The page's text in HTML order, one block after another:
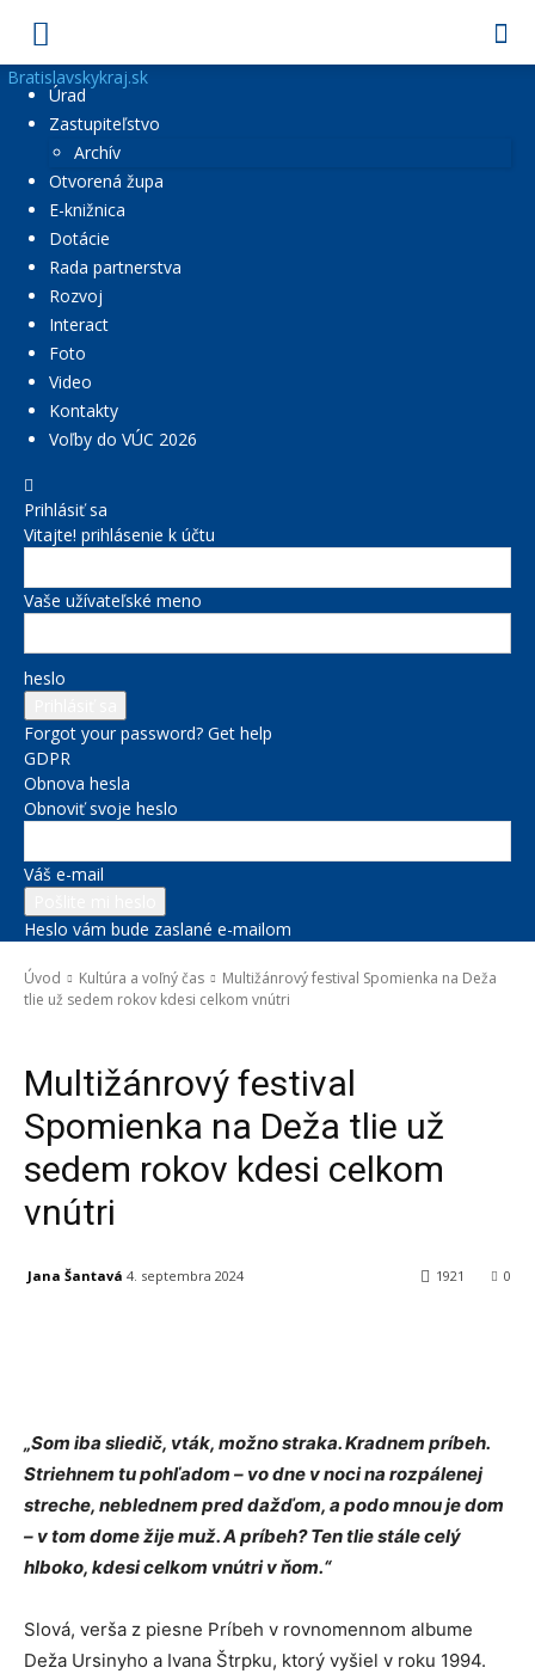
Bratislavskykraj.sk
Úrad
Zastupiteľstvo
Archív
Otvorená župa
E-knižnica
Dotácie
Rada partnerstva
Rozvoj
Interact
Foto
Video
Kontakty
Voľby do VÚC 2026
Prihlásiť sa
Vitajte! prihlásenie k účtu
Vaše užívateľské meno
heslo
Forgot your password? Get help
GDPR
Obnova hesla
Obnoviť svoje heslo
Váš e-mail
Heslo vám bude zaslané e-mailom
Úvod Kultúra a voľný čas
Multižánrový festival Spomienka na Deža
tlie už sedem rokov kdesi celkom vnútri
Multižánrový festival
Spomienka na Deža tlie už
sedem rokov kdesi celkom
vnútri
Jana Šantavá 4. septembra 2024 0
1921
„Som iba sliedič, vták, možno straka. Kradnem príbeh.
Striehnem tu pohľadom – vo dne v noci na rozpálenej
streche, neblednem pred dažďom, a podo mnou je dom
– v tom dome žije muž. A príbeh? Ten tlie stále celý
hlboko, kdesi celkom vnútri v ňom.“
Slová, verša z piesne Príbeh v rovnomennom albume
Deža Ursinyho a Ivana Štrpku, ktorý vyšiel v roku 1994.